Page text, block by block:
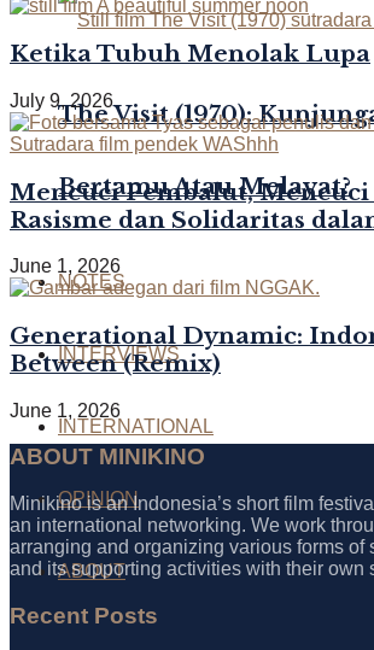
The Visit (1970):
Bertamu Atau Melayat?
NOTES
INTERVIEWS
INTERNATIONAL
OPINION
ABOUT
Ketika Tubuh Menolak Lupa
July 9, 2026
Mencuci Pembalut,
Rasisme dan Solidaritas
June 1, 2026
Generational Dynamic:
Between (Remix)
June 1, 2026
ABOUT MINIKINO
Minikino is an Indonesia’s short film
an international networking. We work
arranging and organizing various forms of
and its supporting activities with their own
Recent Posts